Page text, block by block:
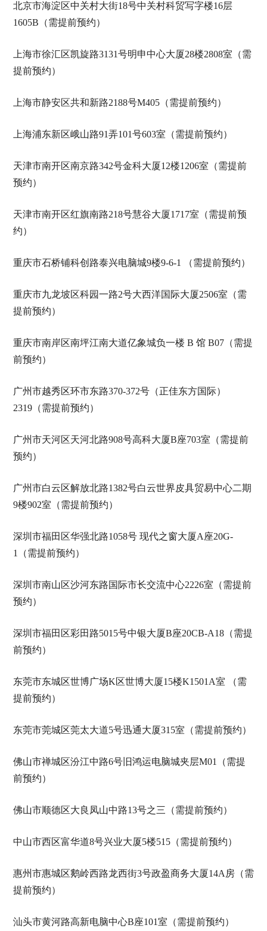
北京市海淀区中关村大街18号中关村科贸写字楼16层
1605B（需提前预约）
上海市徐汇区凯旋路3131号明申中心大厦28楼2808室（需
提前预约）
上海市静安区共和新路2188号M405（需提前预约）
上海浦东新区峨山路91弄101号603室（需提前预约）
天津市南开区南京路342号金科大厦12楼1206室（需提前
预约）
天津市南开区红旗南路218号慧谷大厦1717室（需提前预
约）
重庆市石桥铺科创路泰兴电脑城9楼9-6-1 （需提前预约）
重庆市九龙坡区科园一路2号大西洋国际大厦2506室（需
提前预约）
重庆市南岸区南坪江南大道亿象城负一楼 B 馆 B07（需提
前预约）
广州市越秀区环市东路370-372号（正佳东方国际）
2319（需提前预约）
广州市天河区天河北路908号高科大厦B座703室（需提前
预约）
广州市白云区解放北路1382号白云世界皮具贸易中心二期
9楼902室（需提前预约）
深圳市福田区华强北路1058号 现代之窗大厦A座20G-
1（需提前预约）
深圳市南山区沙河东路国际市长交流中心2226室（需提前
预约）
深圳市福田区彩田路5015号中银大厦B座20CB-A18（需提
前预约）
东莞市东城区世博广场K区世博大厦15楼K1501A室 （需
提前预约）
东莞市莞城区莞太大道5号迅通大厦315室（需提前预约）
佛山市禅城区汾江中路6号旧鸿运电脑城夹层M01（需提
前预约）
佛山市顺德区大良凤山中路13号之三（需提前预约）
中山市西区富华道8号兴业大厦5楼515（需提前预约）
惠州市惠城区鹅岭西路龙西街3号政盈商务大厦14A房（需
提前预约）
汕头市黄河路高新电脑中心B座101室（需提前预约）